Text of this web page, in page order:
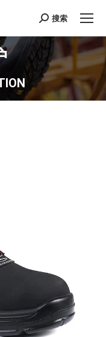
Search:
搜索